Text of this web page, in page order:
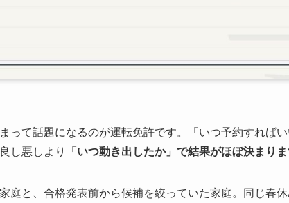
って話題になるのが運転免許です。「いつ予約すればい
し悪しより
「いつ動き出したか」で結果がほぼ決まり
庭と、合格発表前から候補を絞っていた家庭。同じ春